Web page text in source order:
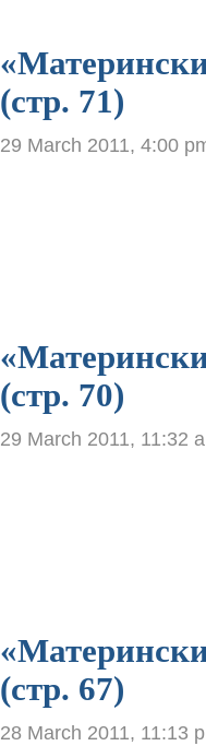
(стр. 71)
29 March 2011, 4:00
(стр. 70)
29 March 2011, 11:32
(стр. 67)
28 March 2011, 11:13